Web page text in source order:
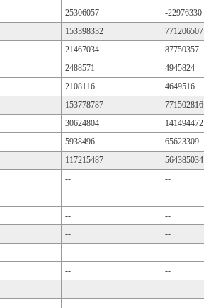
25306057 -22976330
153398332 771206507
21467034 87750357
2488571 4945824
2108116 4649516
153778787 771502816
30624804 141494472
5938496 65623309
117215487 564385034
-- --
-- --
-- --
-- --
-- --
-- --
-- --